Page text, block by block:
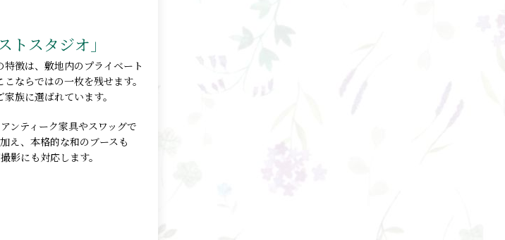
スタジオ」
特徴は、敷地内のプライベート
ならではの一枚を残せます。
族に選ばれています。
アンティーク家具やスワッグで
え、本格的な和のブースも
影にも対応します。